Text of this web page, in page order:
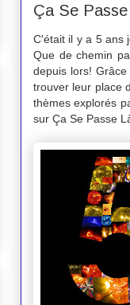
Ça Se
C'était il y a 5 ans
Que de chemin
depuis lors!
trouver leur place
thèmes explorés
sur Ça Se Passe